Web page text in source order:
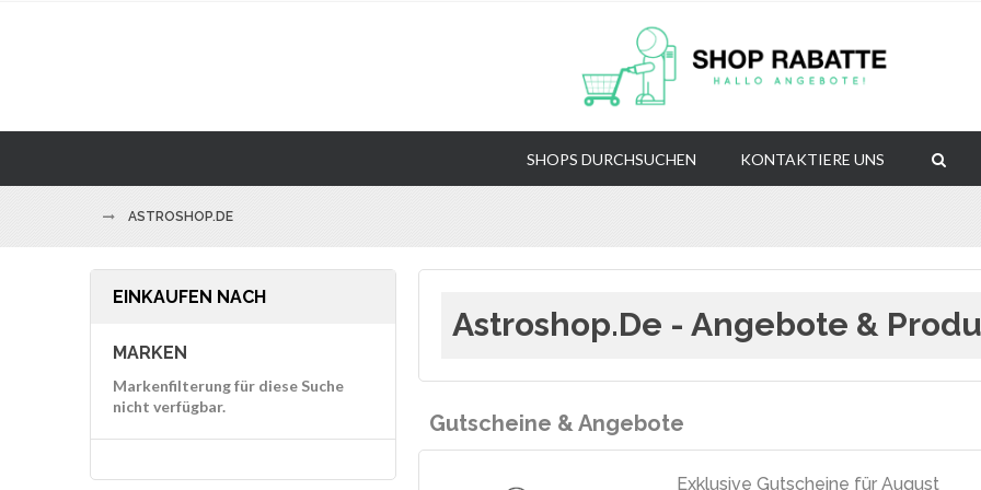
SHOPS DURCHSUCHEN KONTAKTIERE UNS
ASTROSHOP.DE
Astroshop.de - Angebote &
Gutscheine & Angebote
Exklusive Gutscheine für August
EINKAUFEN NACH
MARKEN
Markenfilterung für diese Suche
nicht verfügbar.